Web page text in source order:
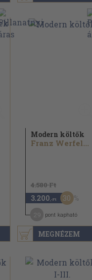
MEGNÉZEM
Modern költők
Franz Werfel...
4.580 Ft
3.200 ,-Ft 30
pont kapható